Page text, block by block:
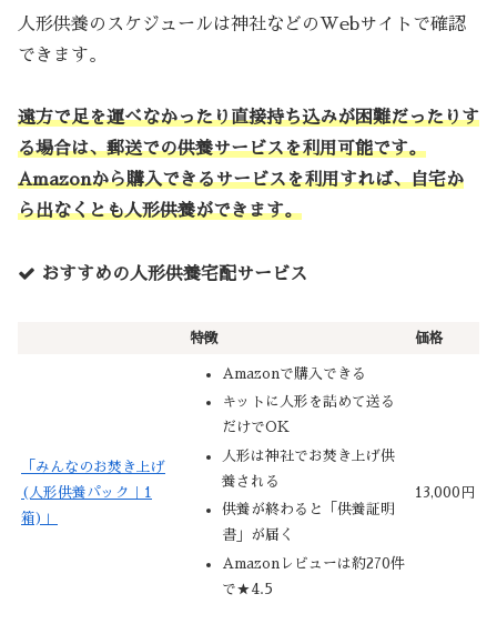
人形供養のスケジュールは神社などのWebサイトで確認
できます。
遠方で足を運べなかったり直接持ち込みが困難だったりす
る場合は、郵送での供養サービスを利用可能です。
Amazonから購入できるサービスを利用すれば、自宅か
ら出なくとも人形供養ができます。
おすすめの人形供養宅配サービス
特徴 価格
「みんなのお焚き上げ
(人形供養パック｜1
箱)」
Amazonで購入できる
キットに人形を詰めて送る
だけでOK
人形は神社でお焚き上げ供
養される
供養が終わると「供養証明
書」が届く
Amazonレビューは約270件
で★4.5
13,000円